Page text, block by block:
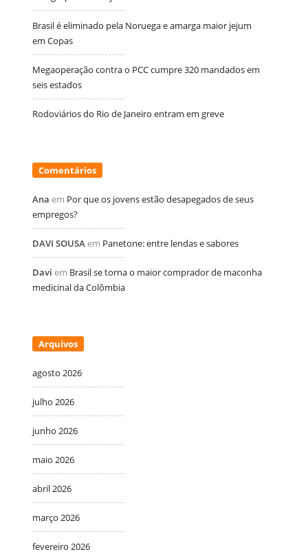
Brasil é eliminado pela Noruega e amarga maior jejum
em Copas
Megaoperação contra o PCC cumpre 320 mandados em
seis estados
Rodoviários do Rio de Janeiro entram em greve
Comentários
Ana em Por que os jovens estão desapegados de seus
empregos?
DAVI SOUSA em Panetone: entre lendas e sabores
Davi em Brasil se torna o maior comprador de maconha
medicinal da Colômbia
Arquivos
agosto 2026
julho 2026
junho 2026
maio 2026
abril 2026
março 2026
fevereiro 2026